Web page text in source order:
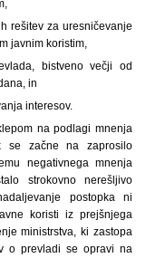
rešitev za uresničevanje
javnim koristim,
bistveno večji od
in
interesov.
na podlagi mnenja
se začne na zaprosilo
negativnega mnenja
strokovno nerešljivo
postopka ni
koristi iz prejšnjega
ministrstva, ki zastopa
o prevladi se opravi na